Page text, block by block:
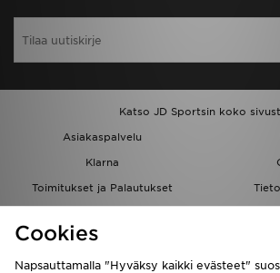
Katso JD Sportsin koko
Asiakaspalvelu
Klarna
Toimitukset ja Palautukset
Löydä myymälä
Kumppanuusohjelma
Cookies
Napsauttamalla "Hyväksy kaikki evästeet"